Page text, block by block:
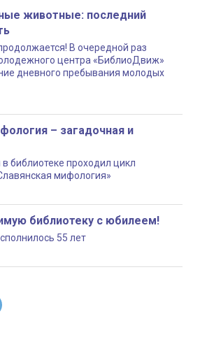
животные: последний
В очередной раз
центра «БиблиоДвиж»
дневного пребывания молодых
– загадочная и
библиотеке проходил цикл
мифология»
библиотеку с юбилеем!
55 лет